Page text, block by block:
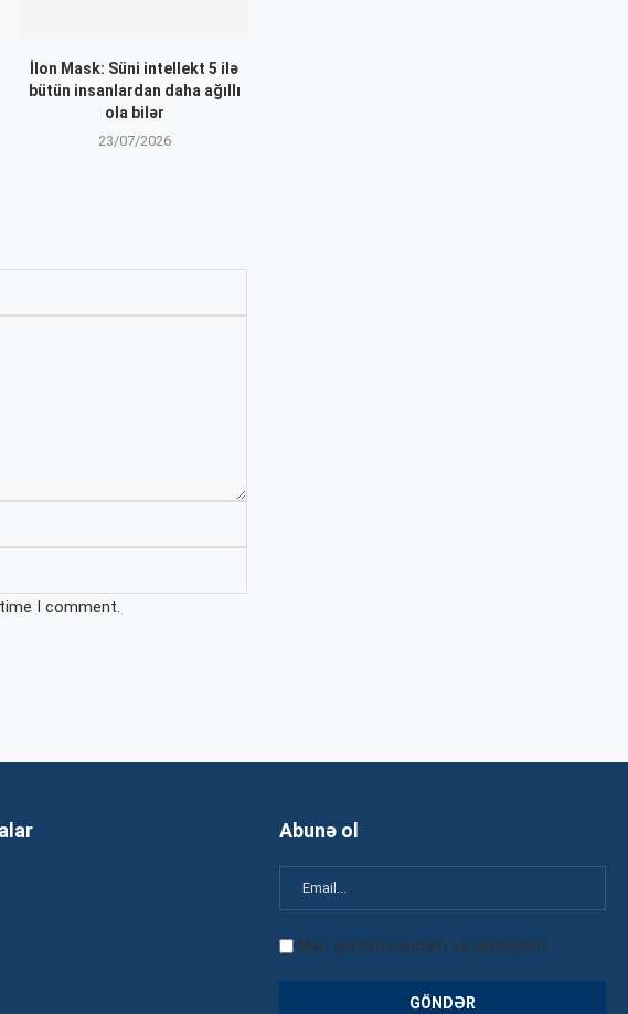
İlon Mask: Süni intellekt 5 ilə
bütün insanlardan daha ağıllı
ola bilər
23/07/2026
I comment.
Abunə ol
Mən şərtləri oxudum və razılaşdım